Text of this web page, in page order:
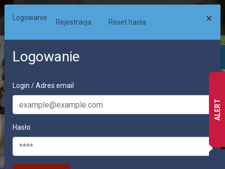
PRACA
Logowanie
Rejestracja Reset hasła ×
Logowanie
Login / Adres email
Hasło
ALERT